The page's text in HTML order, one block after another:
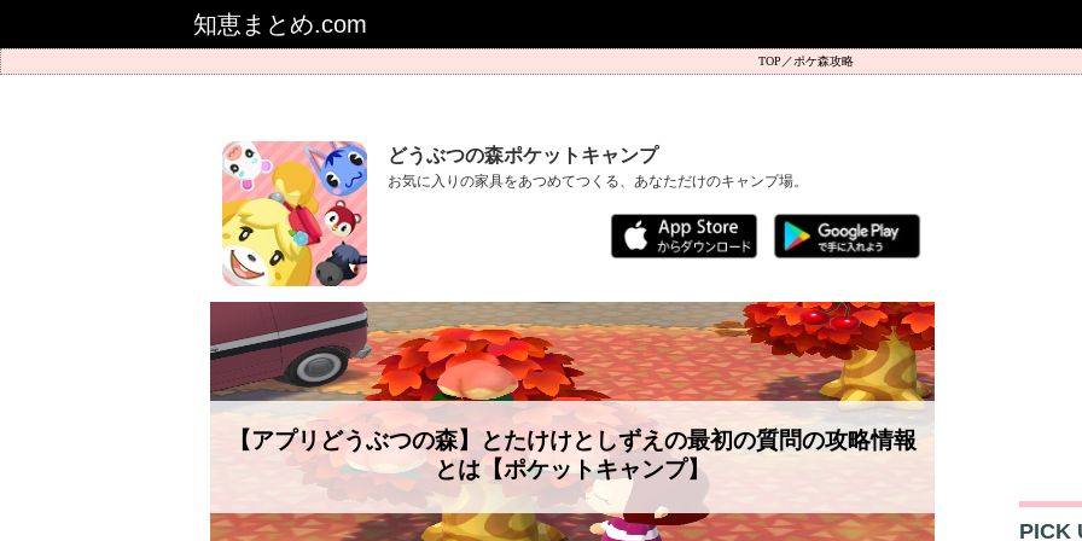
知恵まとめ.com
ポケ森攻略
どうぶつの森ポケットキャンプ
お気に入りの家具をあつめてつくる、あなただけのキャンプ場。
【アプリどうぶつの森】とたけけとしずえの最初の質問の攻略情報
とは【ポケットキャンプ】
PICK